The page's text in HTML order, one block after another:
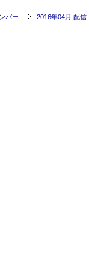
バー 2016年04月 配信